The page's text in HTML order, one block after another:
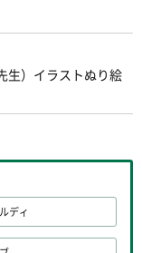
生）イラストぬり絵
ディ